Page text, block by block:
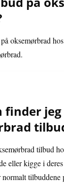
oksemørbrad
finder jeg
tilbud
eller kigge i
tilbuddene